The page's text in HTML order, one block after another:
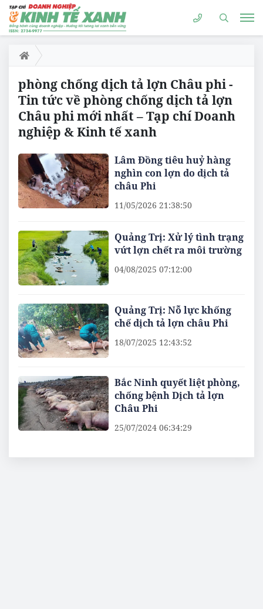
phòng chống dịch tả lợn Châu phi -
Tin tức về phòng chống dịch tả lợn
Châu phi mới nhất – Tạp chí Doanh
nghiệp & Kinh tế xanh
Lâm Đồng tiêu huỷ hàng
nghìn con lợn do dịch tả
châu Phi
11/05/2026 21:38:50
Quảng Trị: Xử lý tình trạng
vứt lợn chết ra môi trường
04/08/2025 07:12:00
Quảng Trị: Nỗ lực khống
chế dịch tả lợn châu Phi
18/07/2025 12:43:52
Bắc Ninh quyết liệt phòng,
chống bệnh Dịch tả lợn
Châu Phi
25/07/2024 06:34:29